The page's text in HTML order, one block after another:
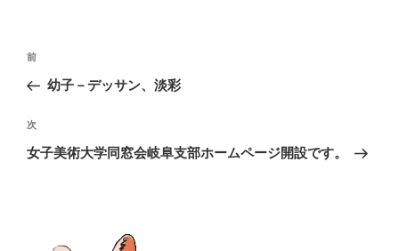
稿
ナ
ゲ
ー
前
の
稿
前
幼子－デッサン、淡彩
次
の
次
女子美術大学同窓会岐阜支部ホームページ開設です。